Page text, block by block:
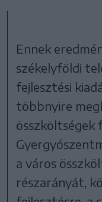
Ennek
székelyföldi
fejlesztési
többnyire
összköltségek
a város
részarányát,